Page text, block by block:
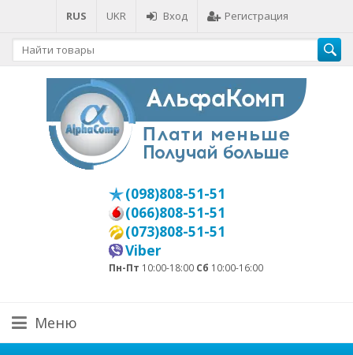
RUS UKR Вход Регистрация
(098)808-51-51
(066)808-51-51
(073)808-51-51
Viber
Пн-Пт 10:00-18:00 Сб 10:00-16:00
Меню